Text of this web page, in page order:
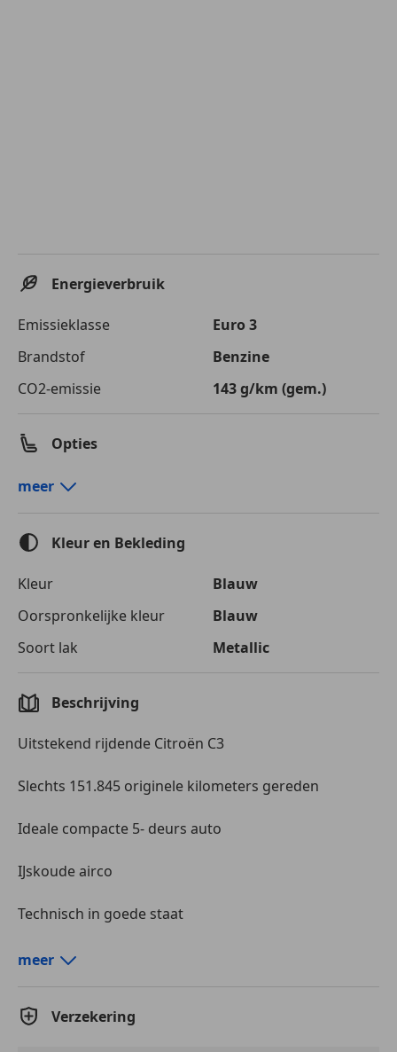
Energieverbruik
Emissieklasse
Euro 3
Brandstof
Benzine
CO2-emissie
143 g/km (gem.)
Opties
Comfort en gemak
Elektrische ramen
Entertainment en Media
Boordcomputer
CD
Veiligheid en beveiliging
Airbag bestuurder
Centrale deurvergrendeling met afstandsbediening
Hoofd airbag
Stuurbekrachtiging
meer
Kleur en Bekleding
Kleur
Blauw
Oorspronkelijke kleur
Blauw
Soort lak
Metallic
Beschrijving
Uitstekend rijdende Citroën C3
Slechts 151.845 originele kilometers gereden
Ideale compacte 5- deurs auto
IJskoude airco
Technisch in goede staat
APK t/m mei 2026
meer
Verzekering